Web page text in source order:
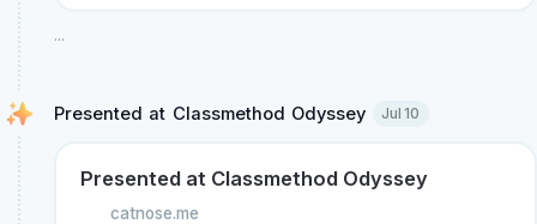
...
Presented at Classmethod Odyssey Jul 10
Presented at Classmethod Odyssey
catnose.me